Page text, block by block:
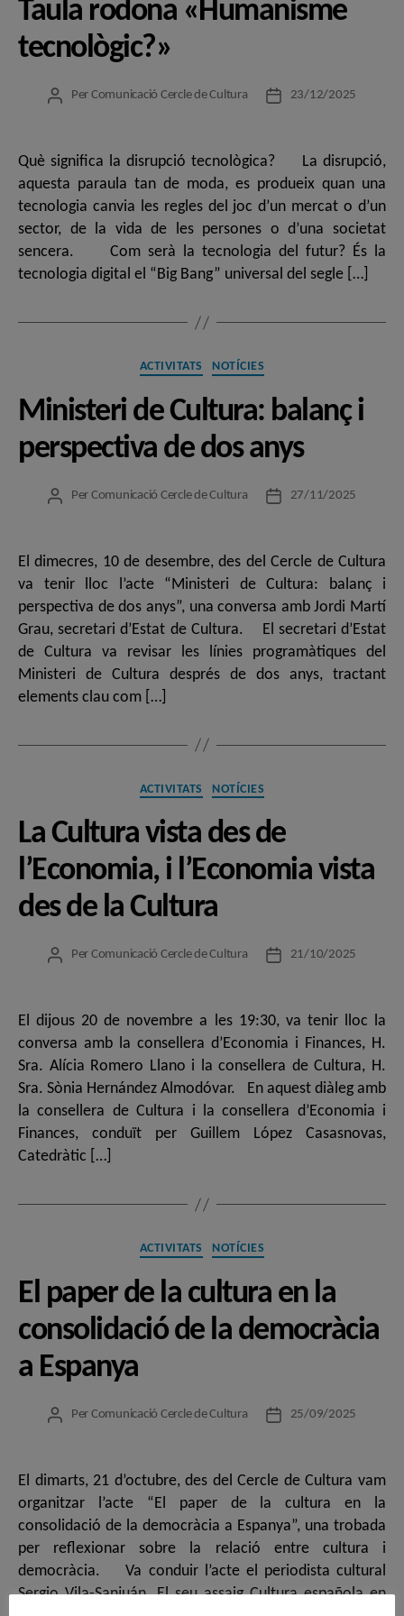
Taula rodona «Humanisme
tecnològic?»
Autor
Per Comunicació Cercle de Cultura
Data23/12/2025
Què significa la disrupció tecnològica? La disrupció,
aquesta paraula tan de moda, es produeix quan una
tecnologia canvia les regles del joc d’un mercat o d’un
sector, de la vida de les persones o d’una societat
sencera. Com serà la tecnologia del futur? És la
tecnologia digital el “Big Bang” universal del segle […]
Categories
ACTIVITATS NOTÍCIES
Ministeri de Cultura: balanç i
perspectiva de dos anys
Autor
Per Comunicació Cercle de Cultura
Data27/11/2025
El dimecres, 10 de desembre, des del Cercle de Cultura
va tenir lloc l’acte “Ministeri de Cultura: balanç i
perspectiva de dos anys”, una conversa amb Jordi Martí
Grau, secretari d’Estat de Cultura. El secretari d’Estat
de Cultura va revisar les línies programàtiques del
Ministeri de Cultura després de dos anys, tractant
elements clau com […]
Categories
ACTIVITATS NOTÍCIES
La Cultura vista des de
l’Economia, i l’Economia vista
des de la Cultura
Autor
Per Comunicació Cercle de Cultura
Data21/10/2025
El dijous 20 de novembre a les 19:30, va tenir lloc la
conversa amb la consellera d’Economia i Finances, H.
Sra. Alícia Romero Llano i la consellera de Cultura, H.
Sra. Sònia Hernández Almodóvar. En aquest diàleg amb
la consellera de Cultura i la consellera d’Economia i
Finances, conduït per Guillem López Casasnovas,
Catedràtic […]
Categories
ACTIVITATS NOTÍCIES
El paper de la cultura en la
consolidació de la democràcia
a Espanya
Autor
Per Comunicació Cercle de Cultura
Data25/09/2025
El dimarts, 21 d’octubre, des del Cercle de Cultura vam
organitzar l’acte “El paper de la cultura en la
consolidació de la democràcia a Espanya”, una trobada
per reflexionar sobre la relació entre cultura i
democràcia. Va conduir l’acte el periodista cultural
Sergio Vila-Sanjuán. El seu assaig Cultura española en